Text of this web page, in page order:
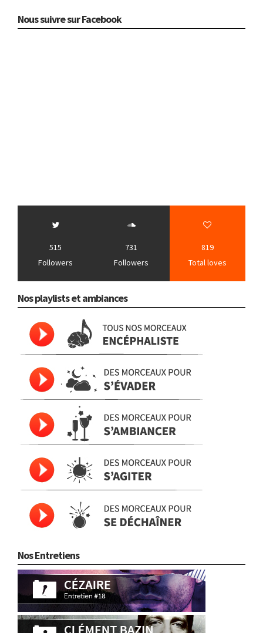
Nous suivre sur Facebook
515
Followers
731
Followers
819
Total loves
Nos playlists et ambiances
Nos Entretiens